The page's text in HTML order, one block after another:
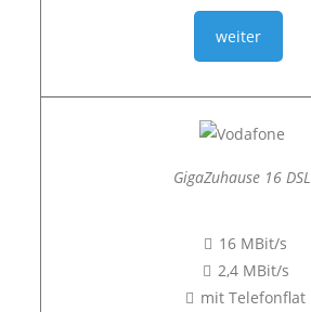
weiter
GigaZuhause 16 DSL
16 MBit/s
2,4 MBit/s
mit Telefonflat